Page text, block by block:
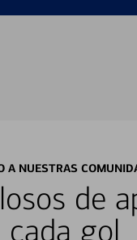
A NUESTRAS
de
cada gol